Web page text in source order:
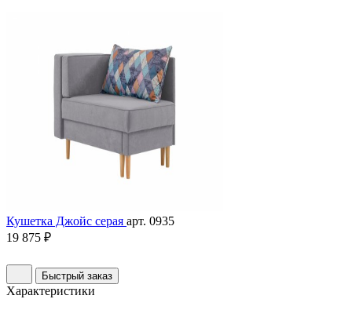
Кушетка Джойс серая арт. 0935
19 875 ₽
Быстрый заказ
Характеристики